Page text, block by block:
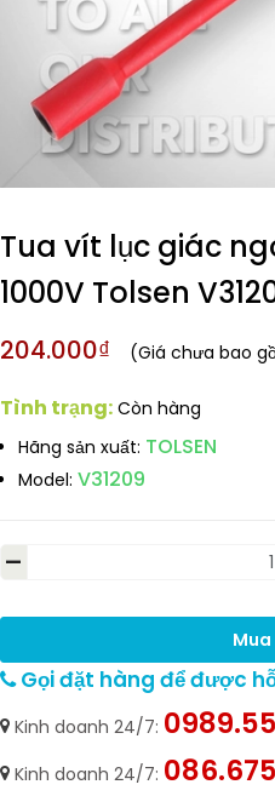
Tua vít lục giác
1000V Tolsen
204.000₫ (Giá chưa bao
Tình trạng: Còn hàng
Hãng sản xuất: TOLSEN
Model: V31209
-
Gọi đặt hàng để được
Kinh doanh 24/7:
Kinh doanh 24/7: